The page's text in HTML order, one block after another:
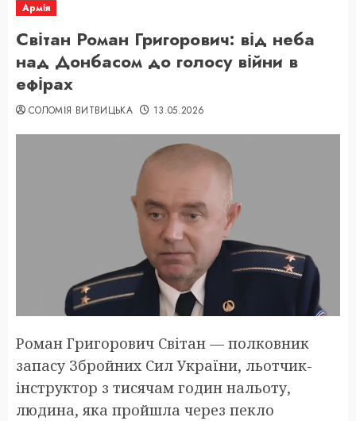
Армія
Світан Роман Григорович: від неба
над Донбасом до голосу війни в
ефірах
СОЛОМІЯ ВИТВИЦЬКА 13.05.2026
Роман Григорович Світан — полковник
запасу Збройних Сил України, льотчик-
інструктор з тисячам годин нальоту,
людина, яка пройшла через пекло